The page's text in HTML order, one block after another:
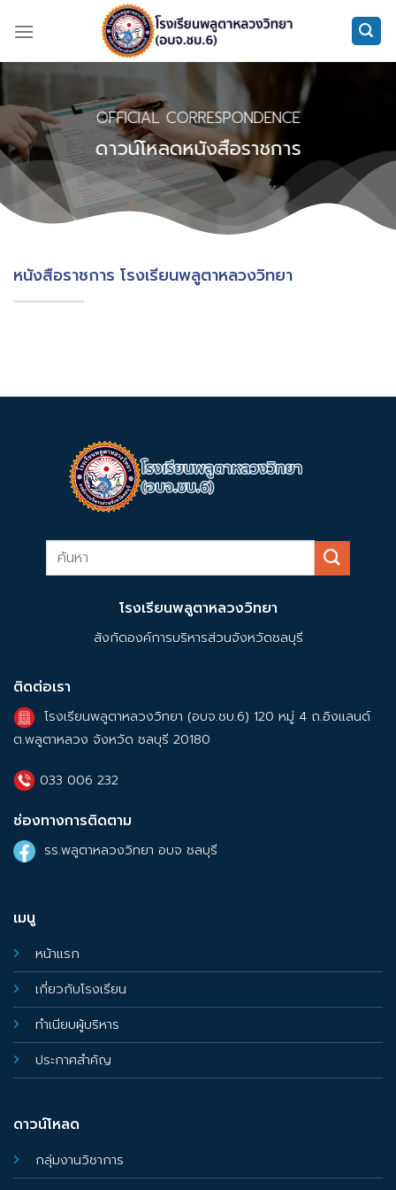
OFFICIAL CORRESPONDENCE
ดาวน์โหลดหนังสือราชการ
หนังสือราชการ โรงเรียนพลูตาหลวงวิทยา
โรงเรียนพลูตาหลวงวิทยา
สังกัดองค์การบริหารส่วนจังหวัดชลบุรี
เมนู
หน้าแรก
เกี่ยวกับโรงเรียน
ทำเนียบผู้บริหาร
ประกาศสำคัญ
ดาวน์โหลด
กลุ่มงานวิชาการ
ติดต่อเรา
โรงเรียนพลูตาหลวงวิทยา (อบจ.ชบ.6) 120 หมู่ 4 ถ.อิงแลนด์
ต.พลูตาหลวง จังหวัด ชลบุรี 20180
033 006 232
ช่องทางการติดตาม
รร.พลูตาหลวงวิทยา อบจ ชลบุรี